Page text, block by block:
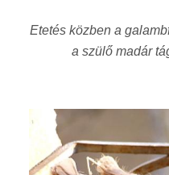
Etetés közben a
a szülő madár